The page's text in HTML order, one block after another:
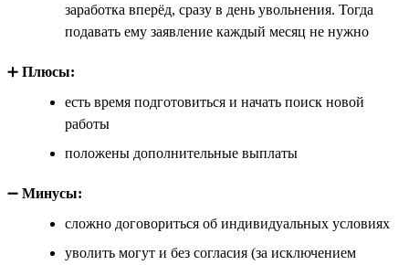
заработка вперёд, сразу в день увольнения. Тогда
подавать ему заявление каждый месяц не нужно
➕ Плюсы:
есть время подготовиться и начать поиск новой
работы
положены дополнительные выплаты
➖ Минусы:
сложно договориться об индивидуальных условиях
уволить могут и без согласия (за исключением